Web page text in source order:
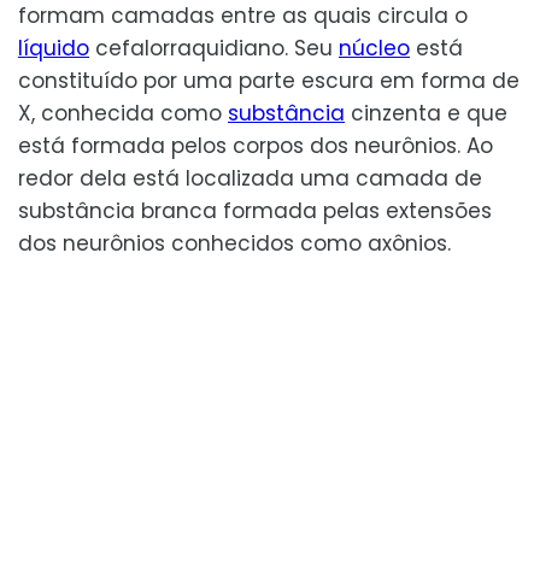
formam camadas entre as quais circula o
líquido cefalorraquidiano. Seu núcleo está
constituído por uma parte escura em forma de
X, conhecida como substância cinzenta e que
está formada pelos corpos dos neurônios. Ao
redor dela está localizada uma camada de
substância branca formada pelas extensões
dos neurônios conhecidos como axônios.